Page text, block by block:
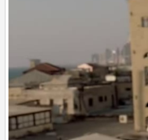
La burbuja de los
original